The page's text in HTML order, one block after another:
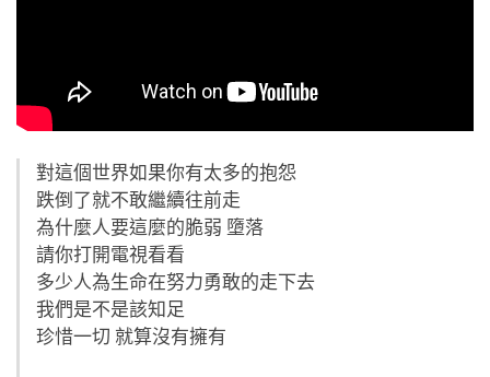
對這個世界如果你有太多的抱怨
跌倒了就不敢繼續往前走
為什麼人要這麼的脆弱 墮落
請你打開電視看看
多少人為生命在努力勇敢的走下去
我們是不是該知足
珍惜一切 就算沒有擁有